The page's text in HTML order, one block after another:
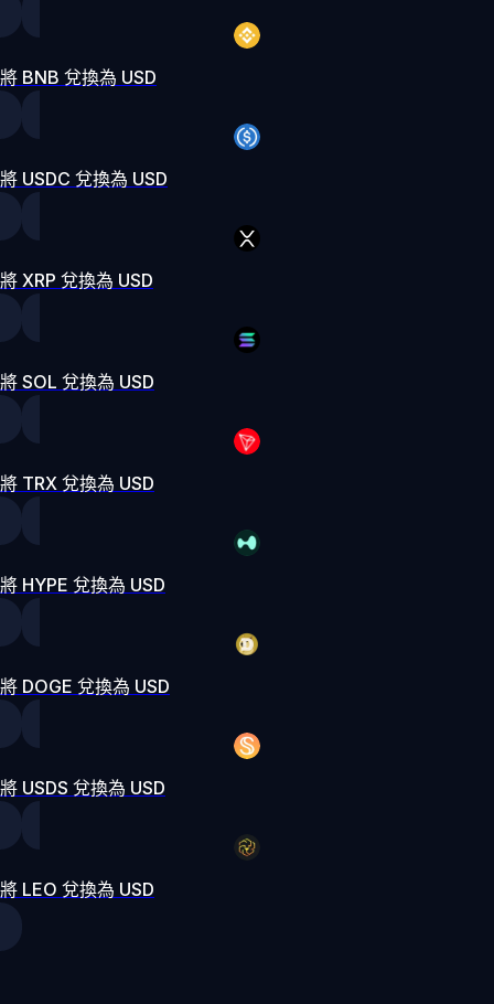
將 BNB 兌換為 USD
將 USDC 兌換為 USD
將 XRP 兌換為 USD
將 SOL 兌換為 USD
將 TRX 兌換為 USD
將 HYPE 兌換為 USD
將 DOGE 兌換為 USD
將 USDS 兌換為 USD
將 LEO 兌換為 USD